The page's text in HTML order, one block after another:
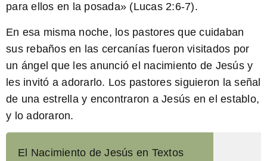
para ellos en la posada» (Lucas 2:6-7).
En esa misma noche, los pastores que cuidaban
sus rebaños en las cercanías fueron visitados por
un ángel que les anunció el nacimiento de Jesús y
les invitó a adorarlo. Los pastores siguieron la señal
de una estrella y encontraron a Jesús en el establo,
y lo adoraron.
El Nacimiento de Jesús en Textos